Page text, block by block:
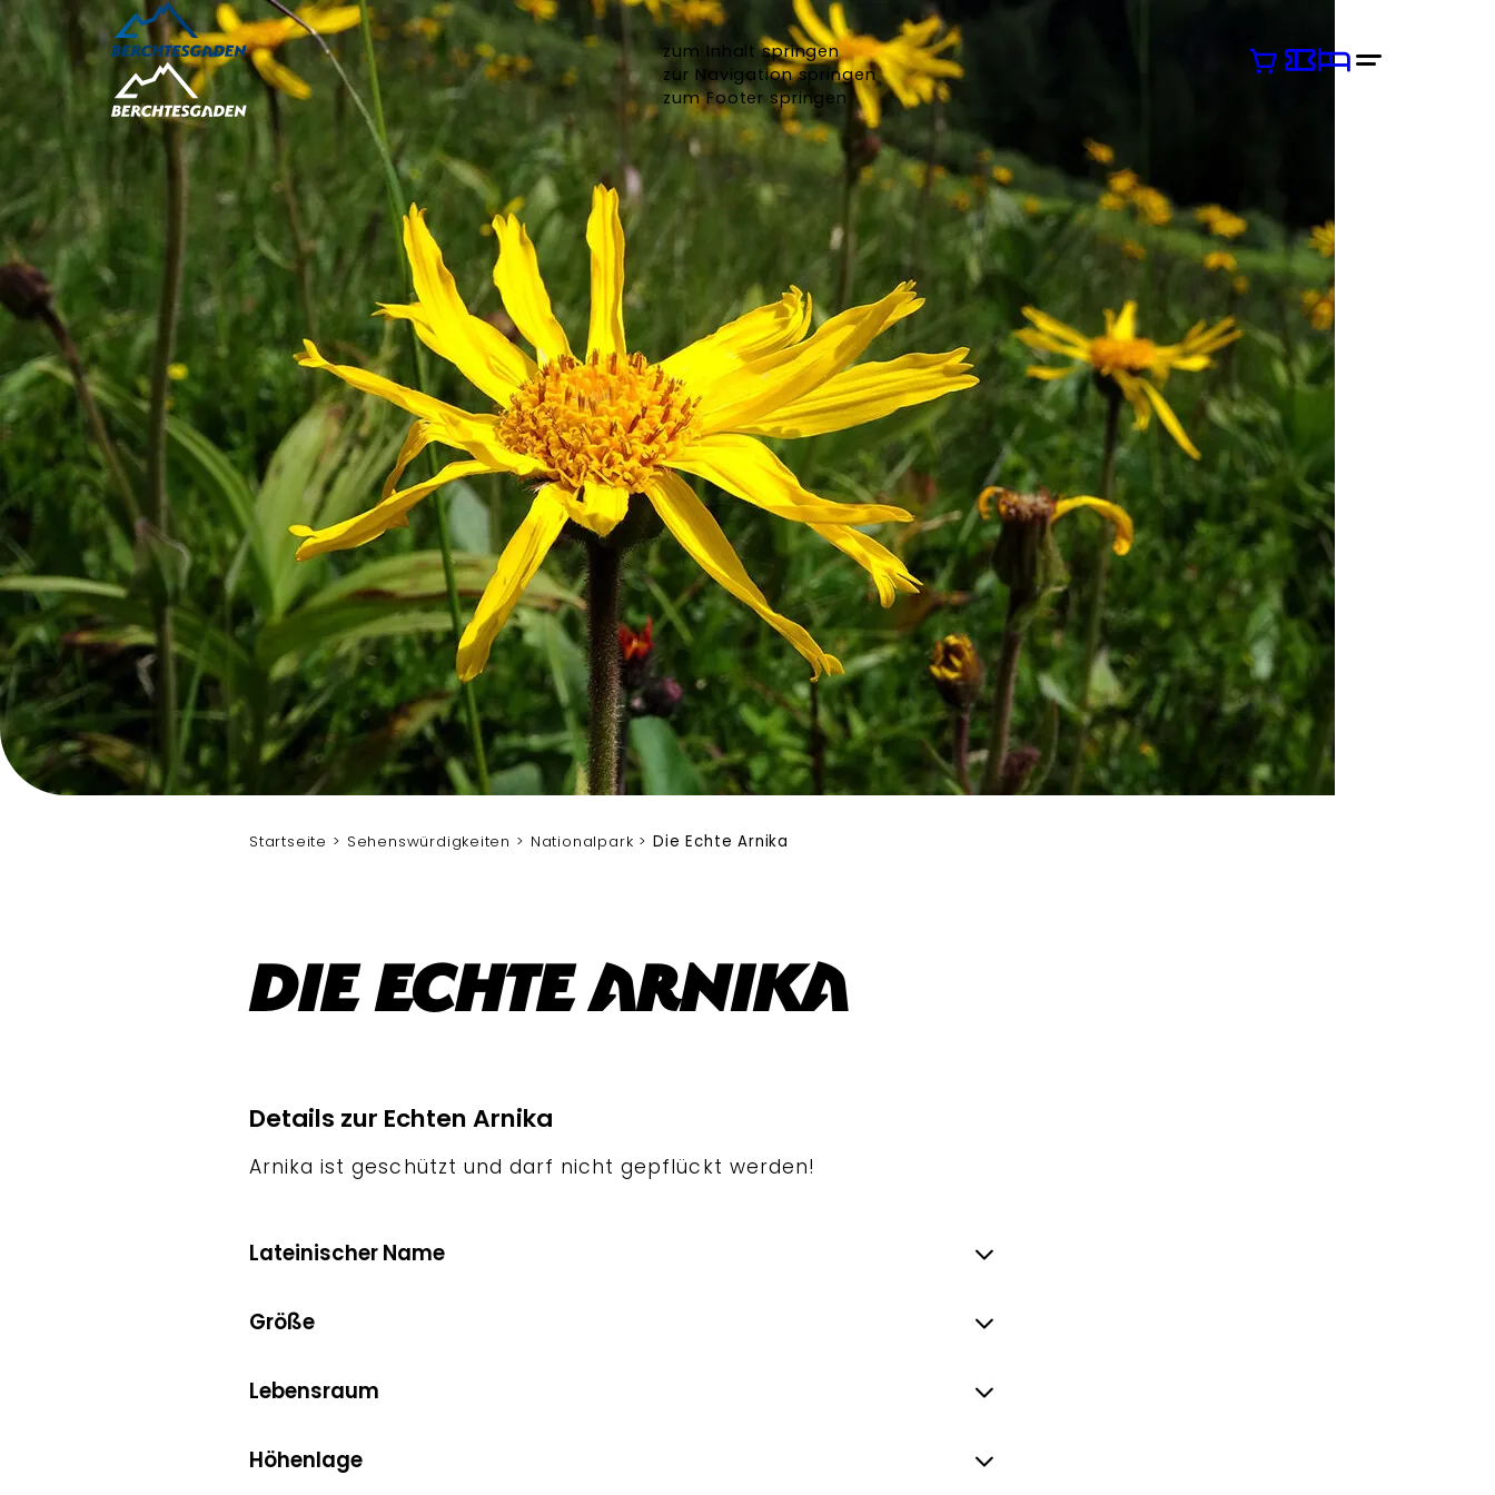
zum Inhalt springen
zur Navigation springen
zum Footer springen
Startseite Sehenswürdigkeiten Nationalpark Die Echte Arnika
Die Echte Arnika
Details zur Echten Arnika
Arnika ist geschützt und darf nicht gepflückt werden!
Lateinischer Name
Größe
Lebensraum
Höhenlage